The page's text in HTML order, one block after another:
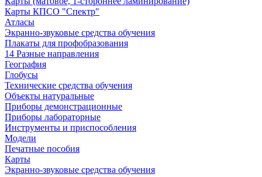
Карты КПСО "Спектр"
Атласы
Экранно-звуковые средства обучения
Плакаты для профобразования
14 Разные направления
География
Глобусы
Технические средства обучения
Объекты натуральные
Приборы демонстрационные
Приборы лабораторные
Инструменты и приспособления
Модели
Печатные пособия
Карты
Экранно-звуковые средства обучения